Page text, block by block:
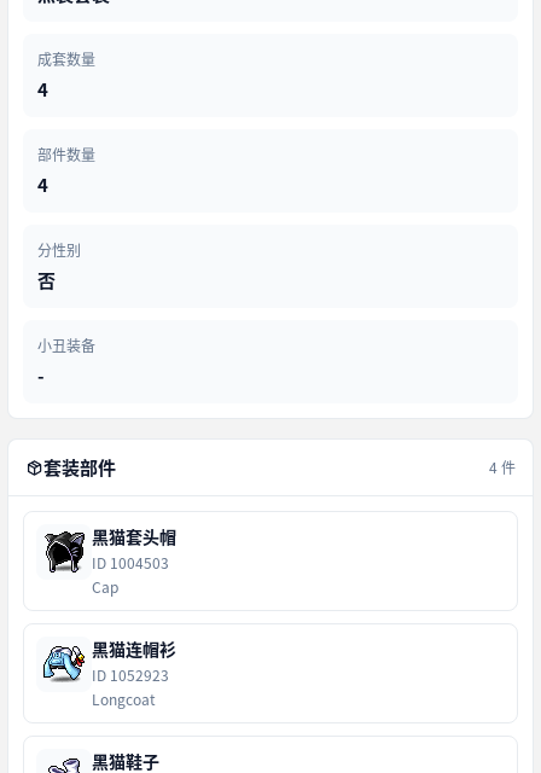
成套数量
4
部件数量
4
分性别
否
小丑装备
-
套装部件 4 件
黑猫套头帽
ID 1004503
Cap
黑猫连帽衫
ID 1052923
Longcoat
黑猫鞋子